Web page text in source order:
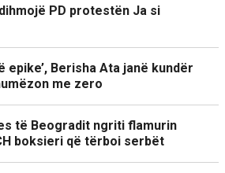
PD protestën Ja si
epike’, Berisha Ata janë kundër
me zero
të Beogradit ngriti flamurin
boksieri që tërboi serbët